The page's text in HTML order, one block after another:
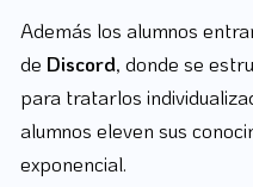
Además los alumnos
de Discord, donde se
para tratarlos
alumnos eleven sus
exponencial.